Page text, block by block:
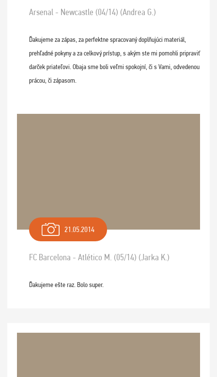
Arsenal - Newcastle (04/14) (Andrea G.)
Ďakujeme za zápas, za perfektne spracovaný doplňujúci materiál,
prehľadné pokyny a za celkový prístup, s akým ste mi pomohli pripraviť
darček priateľovi. Obaja sme boli veľmi spokojní, či s Vami, odvedenou
prácou, či zápasom.
21.05.2014
FC Barcelona - Atlético M. (05/14) (Jarka K.)
Ďakujeme ešte raz. Bolo super.